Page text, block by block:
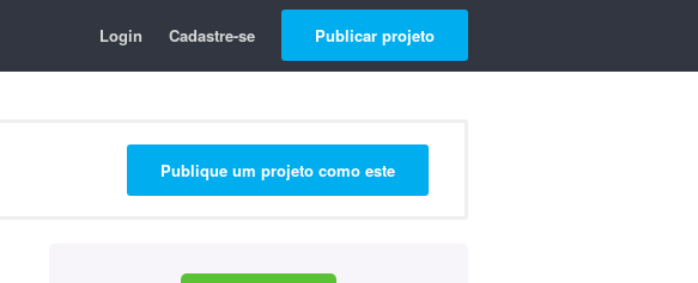
Login Cadastre-se Publicar projeto
Publique um projeto como este